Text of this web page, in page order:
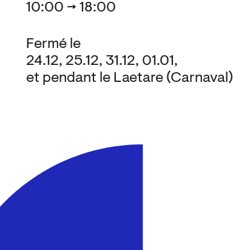
10:00 → 18:00
Fermé le
24.12, 25.12, 31.12, 01.01,
et pendant le Laetare (Carnaval)